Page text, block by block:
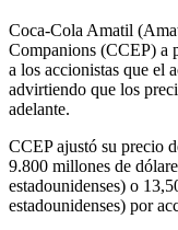
Coca-Cola Amatil
Companions (CCEP) a
a los accionistas que el
advirtiendo que los
adelante.
CCEP ajustó su precio
9.800 millones de
estadounidenses) o
estadounidenses) por